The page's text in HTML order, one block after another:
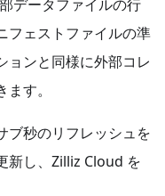
データファイルの行
フェストファイルの準
ョンと同様に外部コレ
す。
ブ秒のリフレッシュを
新し、Zilliz Cloud を